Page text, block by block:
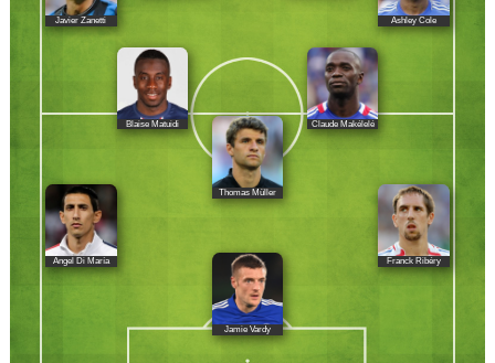
Javier Zanetti Ashley Cole
Blaise Matuidi Claude Makélelé
Thomas Müller
Franck Ribéry
Ángel Di María
Jamie Vardy